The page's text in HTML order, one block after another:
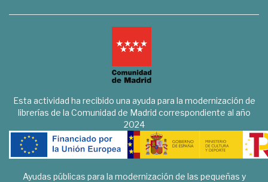
Esta actividad ha recibido una ayuda para la modernización de
librerías de la Comunidad de Madrid correspondiente al año
2024
Ayudas públicas para la modernización de las pequeñas y